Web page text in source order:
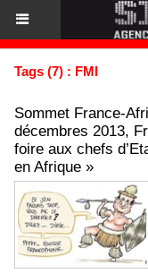
Tags (7) : FMI
Sommet France-
décembres 2013,
foire aux chefs
en Afrique »